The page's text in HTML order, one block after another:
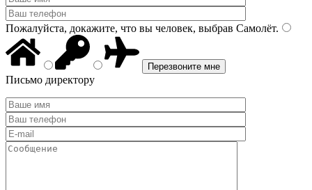
Пожалуйста, докажите, что вы человек, выбрав Самолёт.
Письмо директору